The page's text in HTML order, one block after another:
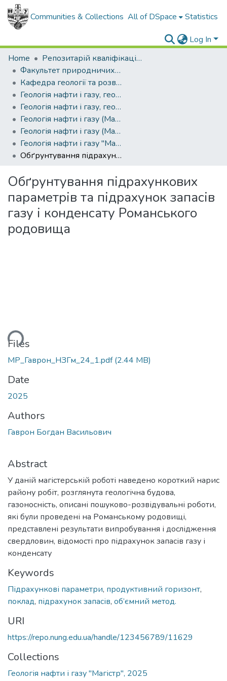
Communities & Collections All of DSpace Statistics
Log In
Home
Репозитарій кваліфікаційних робіт здобувачів вищої освіти
Факультет природничих наук
Кафедра геології та розвідки нафтових і газових родовищ
Геологія нафти і газу, геофізика, геоінформатика, інженерна геологія та гідрогеологія (рівень бакалавр)
Геологія нафти і газу, геофізика, геоінформатика, інженерна геологія та гідрогеологія (рівень бакалавр)
Геологія нафти і газу (Магістр), 2025
Геологія нафти і газу (Магістр), 2025
Геологія нафти і газу "Магістр", 2025
Обґрунтування підрахункових параметрів та підрахунок запасів газу і конденсату Романського родовища
Обґрунтування підрахункових
параметрів та підрахунок запасів
газу і конденсату Романського
родовища
Files
МР_Гаврон_НЗГм_24_1.pdf(2.44 MB)
Date
2025
Authors
Гаврон Богдан Васильович
Abstract
У даній магістерській роботі наведено короткий нарис
району робіт, розглянута геологічна будова,
газоносність, описані пошуково-розвідувальні роботи,
які були проведені на Романському родовищі,
представлені результати випробування і дослідження
свердловин, відомості про підрахунок запасів газу і
конденсату
Keywords
Підрахункові параметри, продуктивний горизонт,
поклад, підрахунок запасів, об’ємний метод.
URI
https://repo.nung.edu.ua/handle/123456789/11629
Collections
Геологія нафти і газу "Магістр", 2025